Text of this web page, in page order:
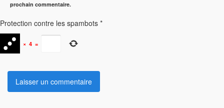
prochain commentaire.
Protection contre les spambots *
× 4 =